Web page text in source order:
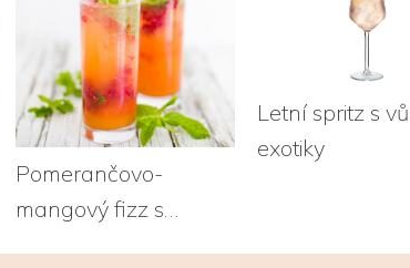
Pomerančovo-
mangový fizz s
Letní spritz s
exotiky